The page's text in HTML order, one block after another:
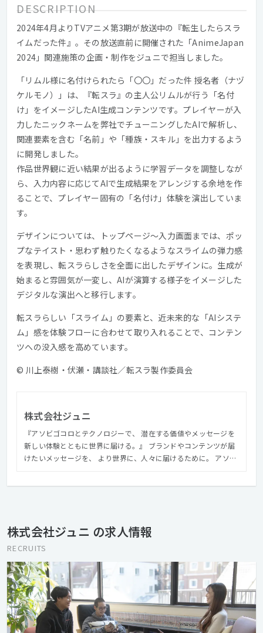
DESCRIPTION
2024年4月よりTVアニメ第3期が放送中の『転生したらスラ
イムだった件』。その放送直前に開催された「AnimeJapan
2024」関連施策の企画・制作をジュニで担当しました。
「リムル様に名付けられたら「〇〇」だった件 授名者（ナヅ
ケルモノ）」は、『転スラ』の主人公リムルが行う「名付
け」をイメージしたAI生成コンテンツです。プレイヤーが入
力したニックネームを弊社でチューニングしたAIで解析し、
関連要素を含む「名前」や「種族・スキル」を出力するよう
に開発しました。
作品世界観に近い結果が出るように学習データを調整しなが
ら、入力内容に応じてAIで生成結果をアレンジする余地を作
ることで、プレイヤー固有の「名付け」体験を演出していま
す。
デザインについては、トップページ〜入力画面までは、ポッ
プなテイスト・思わず触りたくなるようなスライムの弾力感
を表現し、転スラらしさを全面に出したデザインに。生成が
始まると雰囲気が一変し、AIが演算する様子をイメージした
デジタルな演出へと移行します。
転スラらしい「スライム」の要素と、近未来的な「AIシステ
ム」感を体験フローに合わせて取り入れることで、コンテン
ツへの没入感を高めています。
© 川上泰樹・伏瀬・講談社／転スラ製作委員会
株式会社ジュニ
『アソビゴコロとテクノロジーで、 潜在する価値やメッセージを
新しい体験とともに世界に届ける。』 ブランドやコンテンツが届
けたいメッセージを、 より世界に、人々に届けるために。 アソビ
株式会社ジュニ の求人情報
RECRUITS